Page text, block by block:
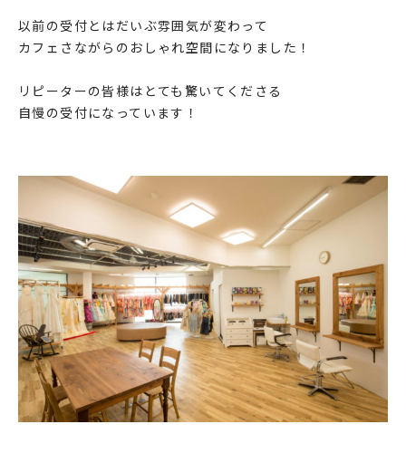
以前の受付とはだいぶ雰囲気が変わって
カフェさながらのおしゃれ空間になりました！
リピーターの皆様はとても驚いてくださる
自慢の受付になっています！